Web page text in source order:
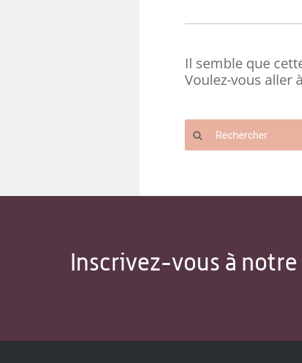
Il semble que
Voulez-vous aller
Inscrivez-vous à